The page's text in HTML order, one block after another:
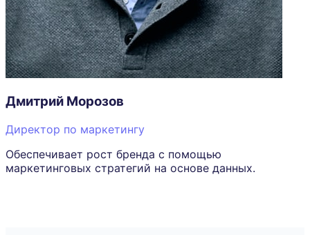
Дмитрий Морозов
Директор по маркетингу
Обеспечивает рост бренда с помощью
маркетинговых стратегий на основе данных.